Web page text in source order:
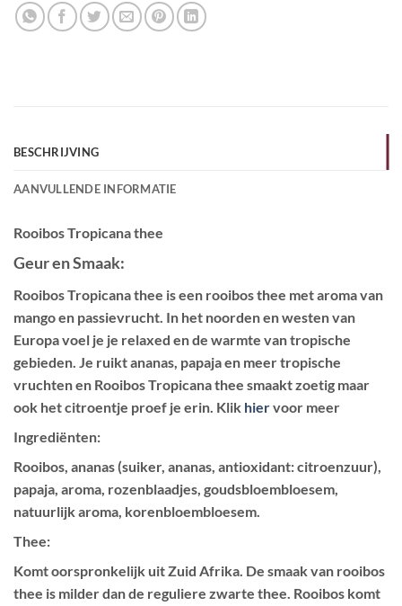
BESCHRIJVING
AANVULLENDE INFORMATIE
Rooibos Tropicana thee
Geur en Smaak:
Rooibos Tropicana thee is een rooibos thee met aroma van
mango en passievrucht. In het noorden en westen van
Europa voel je je relaxed en de warmte van tropische
gebieden. Je ruikt ananas, papaja en meer tropische
vruchten en Rooibos Tropicana thee smaakt zoetig maar
ook het citroentje proef je erin. Klik hiervoor meer
Ingrediënten:
Rooibos, ananas (suiker, ananas, antioxidant: citroenzuur),
papaja, aroma, rozenblaadjes, goudsbloembloesem,
natuurlijk aroma, korenbloembloesem.
Thee:
Komt oorspronkelijk uit Zuid Afrika. De smaak van rooibos
thee is milder dan de reguliere zwarte thee. Rooibos komt